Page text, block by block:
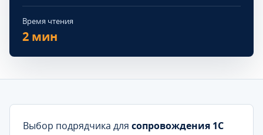
Время чтения
2 мин
Выбор подрядчика для сопровождения 1С